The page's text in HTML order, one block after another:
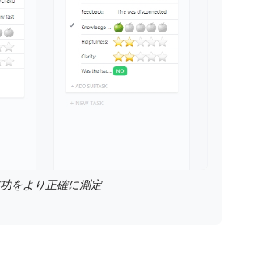
をより正確に測定